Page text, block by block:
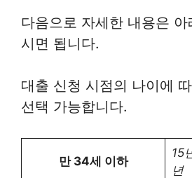
다음으로 자세한 내용은
시면 됩니다.
대출 신청 시점의 나이에
선택 가능합니다.
만 34세 이하
15
년